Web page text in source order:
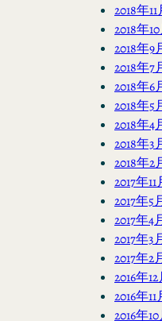
2018年11
2018年
2018年9
2018年7
2018年6
2018年5
2018年4
2018年3
2018年2
2017年11
2017年5
2017年4
2017年3
2017年2
2016年12
2016年11
2016年10